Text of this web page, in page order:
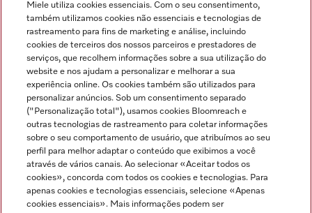
Indicações jurídicas
Condições gerais
Proteção de dados
Condições de utilização
Miele no Instagram
Miele no Facebook
Miele no Youtube
Miele utiliza cookies essenciais. Com o seu consentimento,
também utilizamos cookies não essenciais e tecnologias de
rastreamento para fins de marketing e análise, incluindo
cookies de terceiros dos nossos parceiros e prestadores de
serviços, que recolhem informações sobre a sua utilização do
website e nos ajudam a personalizar e melhorar a sua
experiência online. Os cookies também são utilizados para
personalizar anúncios. Sob um consentimento separado
("Personalização total"), usamos cookies Bloomreach e
outras tecnologias de rastreamento para coletar informações
sobre o seu comportamento de usuário, que atribuímos ao seu
perfil para melhor adaptar o conteúdo que exibimos a você
através de vários canais. Ao selecionar «Aceitar todos os
cookies», concorda com todos os cookies e tecnologias. Para
apenas cookies e tecnologias essenciais, selecione «Apenas
cookies essenciais». Mais informações podem ser